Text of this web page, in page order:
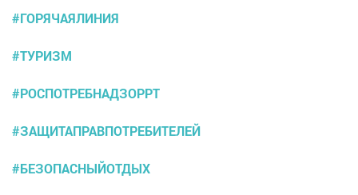
#ГОРЯЧАЯЛИНИЯ
#ТУРИЗМ
#РОСПОТРЕБНАДЗОРРТ
#ЗАЩИТАПРАВПОТРЕБИТЕЛЕЙ
#БЕЗОПАСНЫЙОТДЫХ